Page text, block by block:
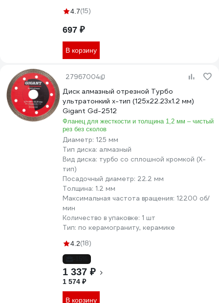
4.7(15)
697 ₽
В корзину
27967004
Диск алмазный отрезной Турбо
ультратонкий х-тип (125x22.23х1.2 мм)
Gigant Gd-2512
Фланец для жесткости и толщина 1,2 мм – чистый
рез без сколов
Диаметр: 125 мм
Тип диска: алмазный
Вид диска: турбо со сплошной кромкой (X-
тип)
Посадочный диаметр: 22.2 мм
Толщина: 1.2 мм
Максимальная частота вращения: 12200 об/
мин
Количество в упаковке: 1 шт
Тип: по керамограниту, керамике
4.2(18)
1 337 ₽
1 574 ₽
В корзину